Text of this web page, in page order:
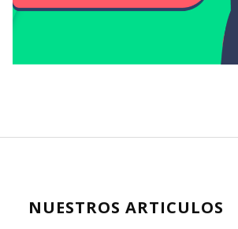
NUESTROS ARTICULOS